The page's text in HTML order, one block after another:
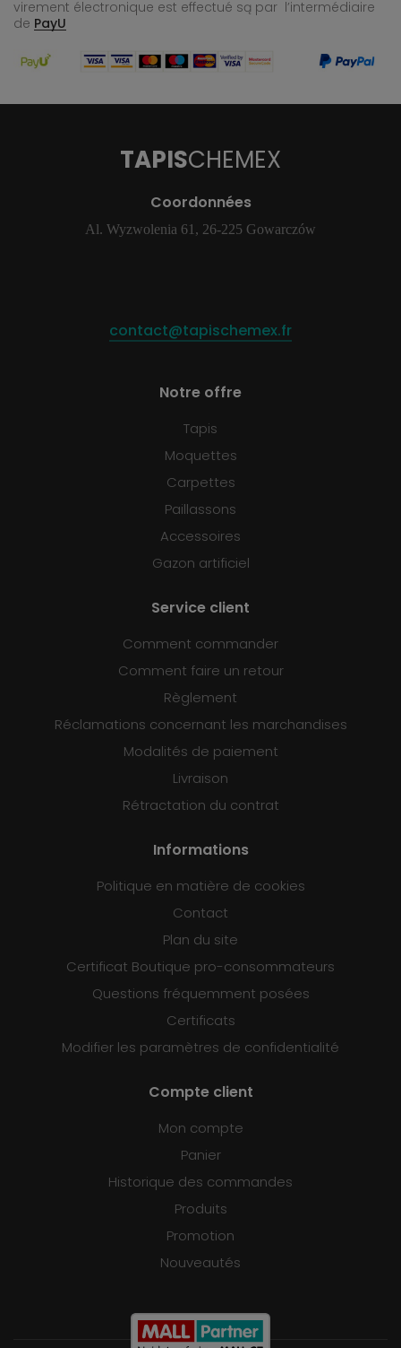
virement électronique est effectué są par l’intermédiaire
de PayU
TAPISCHEMEX
Coordonnées
Al. Wyzwolenia 61, 26-225 Gowarczów
contact@tapischemex.fr
Notre offre
Tapis
Moquettes
Carpettes
Paillassons
Accessoires
Gazon artificiel
Service client
Comment commander
Comment faire un retour
Règlement
Réclamations concernant les marchandises
Modalités de paiement
Livraison
Rétractation du contrat
Informations
Politique en matière de cookies
Contact
Plan du site
Certificat Boutique pro-consommateurs
Questions fréquemment posées
Certificats
Modifier les paramètres de confidentialité
Compte client
Mon compte
Panier
Historique des commandes
Produits
Promotion
Nouveautés